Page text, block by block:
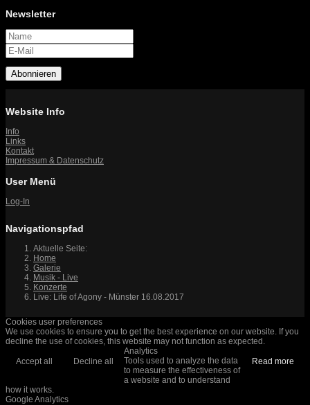
Newsletter
Abonnieren
Website Info
Info
Links
Kontakt
Impressum & Datenschutz
User Menü
Log-In
Navigationspfad
Aktuelle Seite:
Home
Galerie
Musik - Live
Konzerte
Live: Life of Agony - Münster 16.08.2017
Cookies user preferences
We use cookies to ensure you to get the best experience on our website. If you
decline the use of cookies, this website may not function as expected.
Accept all Decline all Read more
Analytics
Tools used to analyze the data
to measure the effectiveness of
a website and to understand
how it works.
Google Analytics